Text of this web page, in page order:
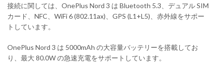
接続に関しては、OnePlus Nord 3 は Bluetooth 5.3、デュアル SIM
カード、NFC、WiFi 6 (802.11ax)、GPS (L1+L5)、赤外線をサポー
トしています。
OnePlus Nord 3 は 5000mAh の大容量バッテリーを搭載してお
り、最大 80.0W の急速充電をサポートしています。